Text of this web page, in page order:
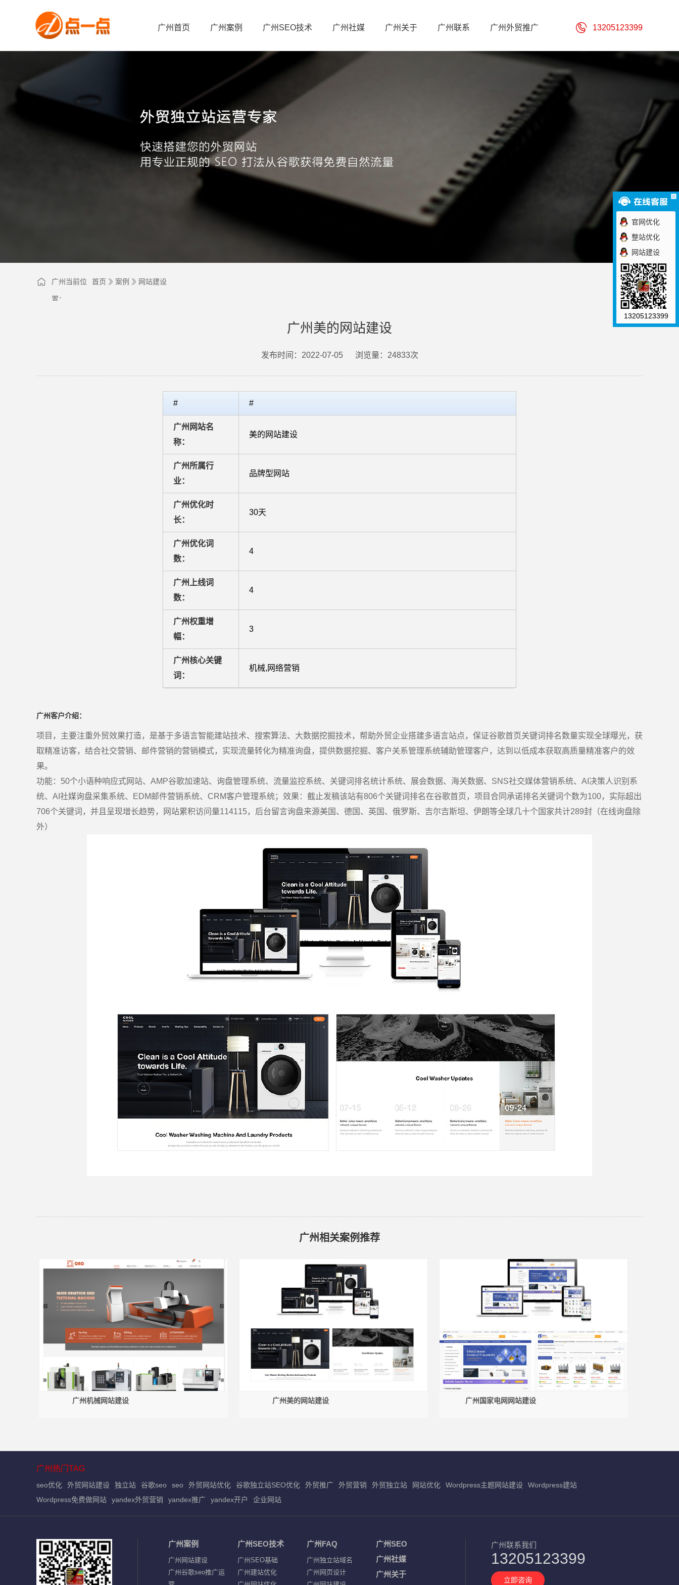
广州首页 广州案例 广州SEO技术 广州社媒 广州关于 广州联系 广州外贸推广 13205123399
广州当前位
置：
首页 案例 网站建设
广州美的网站建设
发布时间：2022-07-05 浏览量：24833次
# #
广州网站名
称：
美的网站建设
广州所属行
业：
品牌型网站
广州优化时
长：
30天
广州优化词
数：
4
广州上线词
数：
4
广州权重增
幅：
3
广州核心关键
词：
机械,网络营销
广州客户介绍：
项目，主要注重外贸效果打造，是基于多语言智能建站技术、搜索算法、大数据挖掘技术，帮助外贸企业搭建多语言站点，保证谷歌首页关键词排名数量实现全球曝光，获
取精准访客，结合社交营销、邮件营销的营销模式，实现流量转化为精准询盘，提供数据挖掘、客户关系管理系统辅助管理客户，达到以低成本获取高质量精准客户的效
果。
功能：50个小语种响应式网站、AMP谷歌加速站、询盘管理系统、流量监控系统、关键词排名统计系统、展会数据、海关数据、SNS社交媒体营销系统、AI决策人识别系
统、AI社媒询盘采集系统、EDM邮件营销系统、CRM客户管理系统；效果：截止发稿该站有806个关键词排名在谷歌首页，项目合同承诺排名关键词个数为100，实际超出
706个关键词，并且呈现增长趋势，网站累积访问量114115，后台留言询盘来源美国、德国、英国、俄罗斯、吉尔吉斯坦、伊朗等全球几十个国家共计289封（在线询盘除
外）
广州相关案例推荐
广州机械网站建设 广州美的网站建设 广州国家电网网站建设
广州热门TAG
seo优化 外贸网站建设 独立站 谷歌seo seo 外贸网站优化 谷歌独立站SEO优化 外贸推广 外贸营销 外贸独立站 网站优化 Wordpress主题网站建设
Wordpress建站
Wordpress免费做网站
yandex外贸营销 yandex推广 yandex开户 企业网站
广州案例
广州网站建设
广州谷歌seo推广运
广州SEO技术
广州SEO基础
广州建站优化
广州FAQ
广州独立站域名
广州网页设计
广州SEO
广州社媒
广州关于
广州联系我们
13205123399
立即咨询
官网优化
整站优化
网站建设
13205123399